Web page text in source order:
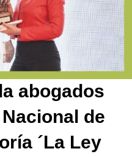
abogados
de
´La Ley